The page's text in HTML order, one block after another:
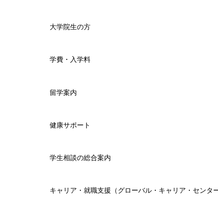
大学院生の方
学費・入学料
留学案内
健康サポート
学生相談の総合案内
キャリア・就職支援（グローバル・キャリア・センタ